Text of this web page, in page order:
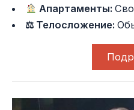
Апартаменты:
⚖ Телосложение: